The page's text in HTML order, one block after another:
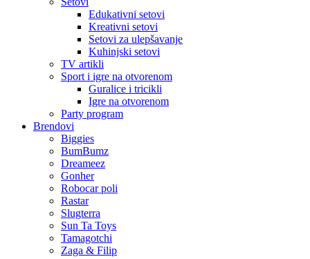
Edukativni setovi
Kreativni setovi
Setovi za ulepšavanje
Kuhinjski setovi
TV artikli
Sport i igre na otvorenom
Guralice i tricikli
Igre na otvorenom
Party program
Brendovi
Biggies
BumBumz
Dreameez
Gonher
Robocar poli
Rastar
Slugterra
Sun Ta Toys
Tamagotchi
Zaga & Filip